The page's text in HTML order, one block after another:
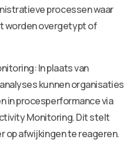
processen waar
worden overgetypt of
In plaats van
kunnen organisaties
in procesperformance via
Monitoring. Dit stelt
op afwijkingen te reageren.